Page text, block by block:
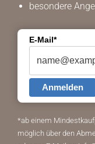
besondere
E-Mail*
Anmelden
*ab einem
möglich über den